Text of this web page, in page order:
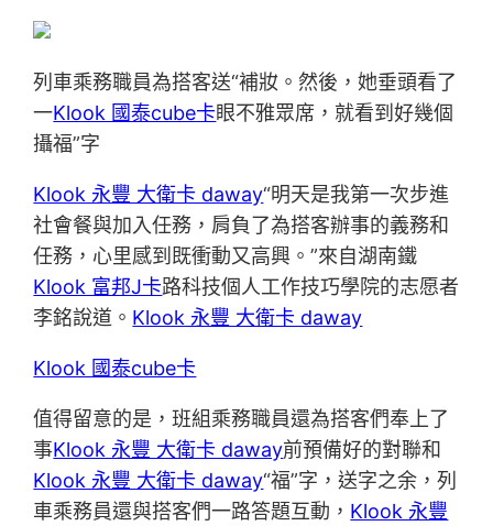
列車乘務職員為搭客送“補妝。然後，她垂頭看了
一Klook 國泰cube卡眼不雅眾席，就看到好幾個
攝福”字
Klook 永豐 大衛卡 daway“明天是我第一次步進
社會餐與加入任務，肩負了為搭客辦事的義務和
任務，心里感到既衝動又高興。”來自湖南鐵
Klook 富邦J卡路科技個人工作技巧學院的志愿者
李銘說道。 Klook 永豐 大衛卡 daway
Klook 國泰cube卡
值得留意的是，班組乘務職員還為搭客們奉上了
事Klook 永豐 大衛卡 daway前預備好的對聯和
Klook 永豐 大衛卡 daway“福”字，送字之余，列
車乘務員還與搭客們一路答題互動， Klook 永豐